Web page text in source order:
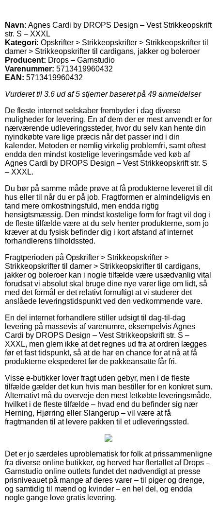
Navn: Agnes Cardi by DROPS Design – Vest Strikkeopskrift
str. S – XXXL
Kategori: Opskrifter > Strikkeopskrifter > Strikkeopskrifter til
damer > Strikkeopskrifter til cardigans, jakker og boleroer
Producent: Drops – Garnstudio
Varenummer: 5713419960432
EAN: 5713419960432
Vurderet til 3.6 ud af 5 stjerner baseret på 49 anmeldelser
De fleste internet selskaber frembyder i dag diverse
muligheder for levering. En af dem der er mest anvendt er for
nærværende udleveringssteder, hvor du selv kan hente din
nyindkøbte vare lige præcis når det passer ind i din
kalender. Metoden er nemlig virkelig problemfri, samt oftest
endda den mindst kostelige leveringsmåde ved køb af
Agnes Cardi by DROPS Design – Vest Strikkeopskrift str. S
– XXXL.
Du bør på samme måde prøve at få produkterne leveret til dit
hus eller til når du er på job. Fragtformen er almindeligvis en
tand mere omkostningsfuld, men endda rigtig
hensigtsmæssig. Den mindst kostelige form for fragt vil dog i
de fleste tilfælde være at du selv henter produkterne, som jo
kræver at du fysisk befinder dig i kort afstand af internet
forhandlerens tilholdssted.
Fragtperioden på Opskrifter > Strikkeopskrifter >
Strikkeopskrifter til damer > Strikkeopskrifter til cardigans,
jakker og boleroer kan i nogle tilfælde være usædvanlig vital
forudsat vi absolut skal bruge dine nye varer lige om lidt, så
med det formål er det relativt fornuftigt at vi studerer det
anslåede leveringstidspunkt ved den vedkommende vare.
En del internet forhandlere stiller udsigt til dag-til-dag
levering på massevis af varenumre, eksempelvis Agnes
Cardi by DROPS Design – Vest Strikkeopskrift str. S –
XXXL, men glem ikke at det regnes ud fra at ordren lægges
før et fast tidspunkt, så at de har en chance for at nå at få
produkterne ekspederet før de pakkeansatte får fri.
Visse e-butikker lover fragt uden gebyr, men i de fleste
tilfælde gælder det kun hvis man bestiller for en konkret sum.
Alternativt må du overveje den mest letkøbte leveringsmåde,
hvilket i de fleste tilfælde – hvad end du befinder sig nær
Herning, Hjørring eller Slangerup – vil være at få
fragtmanden til at levere pakken til et udleveringssted.
Det er jo særdeles uproblematisk for folk at prissammenligne
fra diverse online butikker, og herved har flertallet af Drops –
Garnstudio online outlets fundet det nødvendigt at presse
prisniveauet på mange af deres varer – til piger og drenge,
og samtidig til mænd og kvinder – en hel del, og endda
nogle gange love gratis levering.